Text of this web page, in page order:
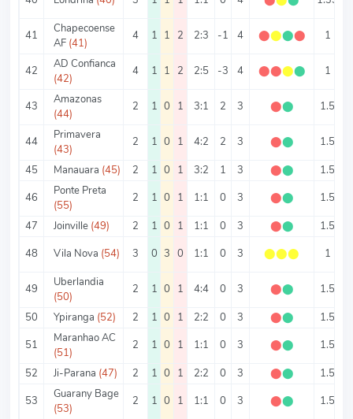
41
Chapecoense
AF (41)
4 1 1 2 2:3 -1 4 ⬤⬤⬤⬤ 1
42
AD Confianca
(42)
4 1 1 2 2:5 -3 4 ⬤⬤⬤⬤ 1
43
Amazonas
(44)
2 1 0 1 3:1 2 3 ⬤⬤ 1.5
44
Primavera
(43)
2 1 0 1 4:2 2 3 ⬤⬤ 1.5
45
Manauara (45) 2 1 0 1 3:2 1 3 ⬤⬤ 1.5
46
Ponte Preta
(55)
2 1 0 1 1:1 0 3 ⬤⬤ 1.5
47
Joinville (49) 2 1 0 1 1:1 0 3 ⬤⬤ 1.5
48
Vila Nova (54) 3 0 3 0 1:1 0 3 ⬤⬤⬤ 1
49
Uberlandia
(50)
2 1 0 1 4:4 0 3 ⬤⬤ 1.5
50
Ypiranga (52) 2 1 0 1 2:2 0 3 ⬤⬤ 1.5
51
Maranhao AC
(51)
2 1 0 1 1:1 0 3 ⬤⬤ 1.5
52
Ji-Parana (47) 2 1 0 1 2:2 0 3 ⬤⬤ 1.5
53
Guarany Bage
(53)
2 1 0 1 1:1 0 3 ⬤⬤ 1.5